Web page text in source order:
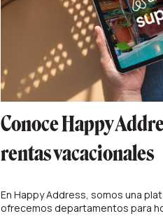
Conoce Happy
rentas vacacionales
En Happy Address, somos una
ofrecemos departamentos para